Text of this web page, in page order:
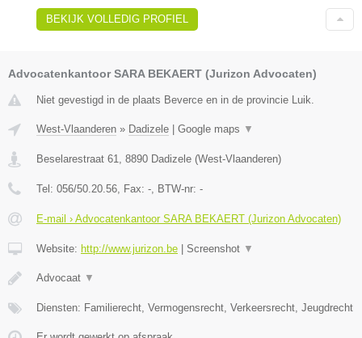
BEKIJK VOLLEDIG PROFIEL
Advocatenkantoor SARA BEKAERT (Jurizon Advocaten)
Niet gevestigd in de plaats Beverce en in de provincie Luik.
West-Vlaanderen » Dadizele Google maps ▼
Beselarestraat 61, 8890 Dadizele (West-Vlaanderen)
Tel: 056/50.20.56, Fax: -, BTW-nr: -
E-mail › Advocatenkantoor SARA BEKAERT (Jurizon Advocaten)
Website: http://www.jurizon.be Screenshot ▼
Advocaat ▼
Diensten: Familierecht, Vermogensrecht, Verkeersrecht, Jeugdrecht